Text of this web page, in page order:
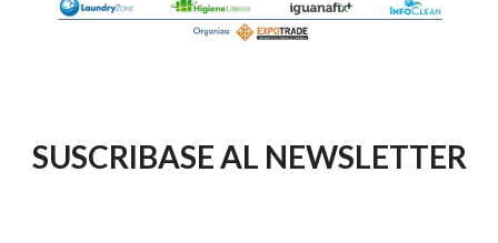
SUSCRIBASE AL NEWSLETTER